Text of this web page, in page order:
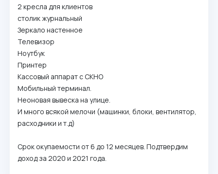
2 кресла для клиентов
столик журнальный
Зеркало настенное
Телевизор
Ноутбук
Принтер
Кассовый аппарат с СКНО
Мобильный терминал.
Неоновая вывеска на улице.
И много всякой мелочи (машинки, блоки, вентилятор,
расходники и т.д)
Срок окупаемости от 6 до 12 месяцев. Подтвердим
доход за 2020 и 2021 года.